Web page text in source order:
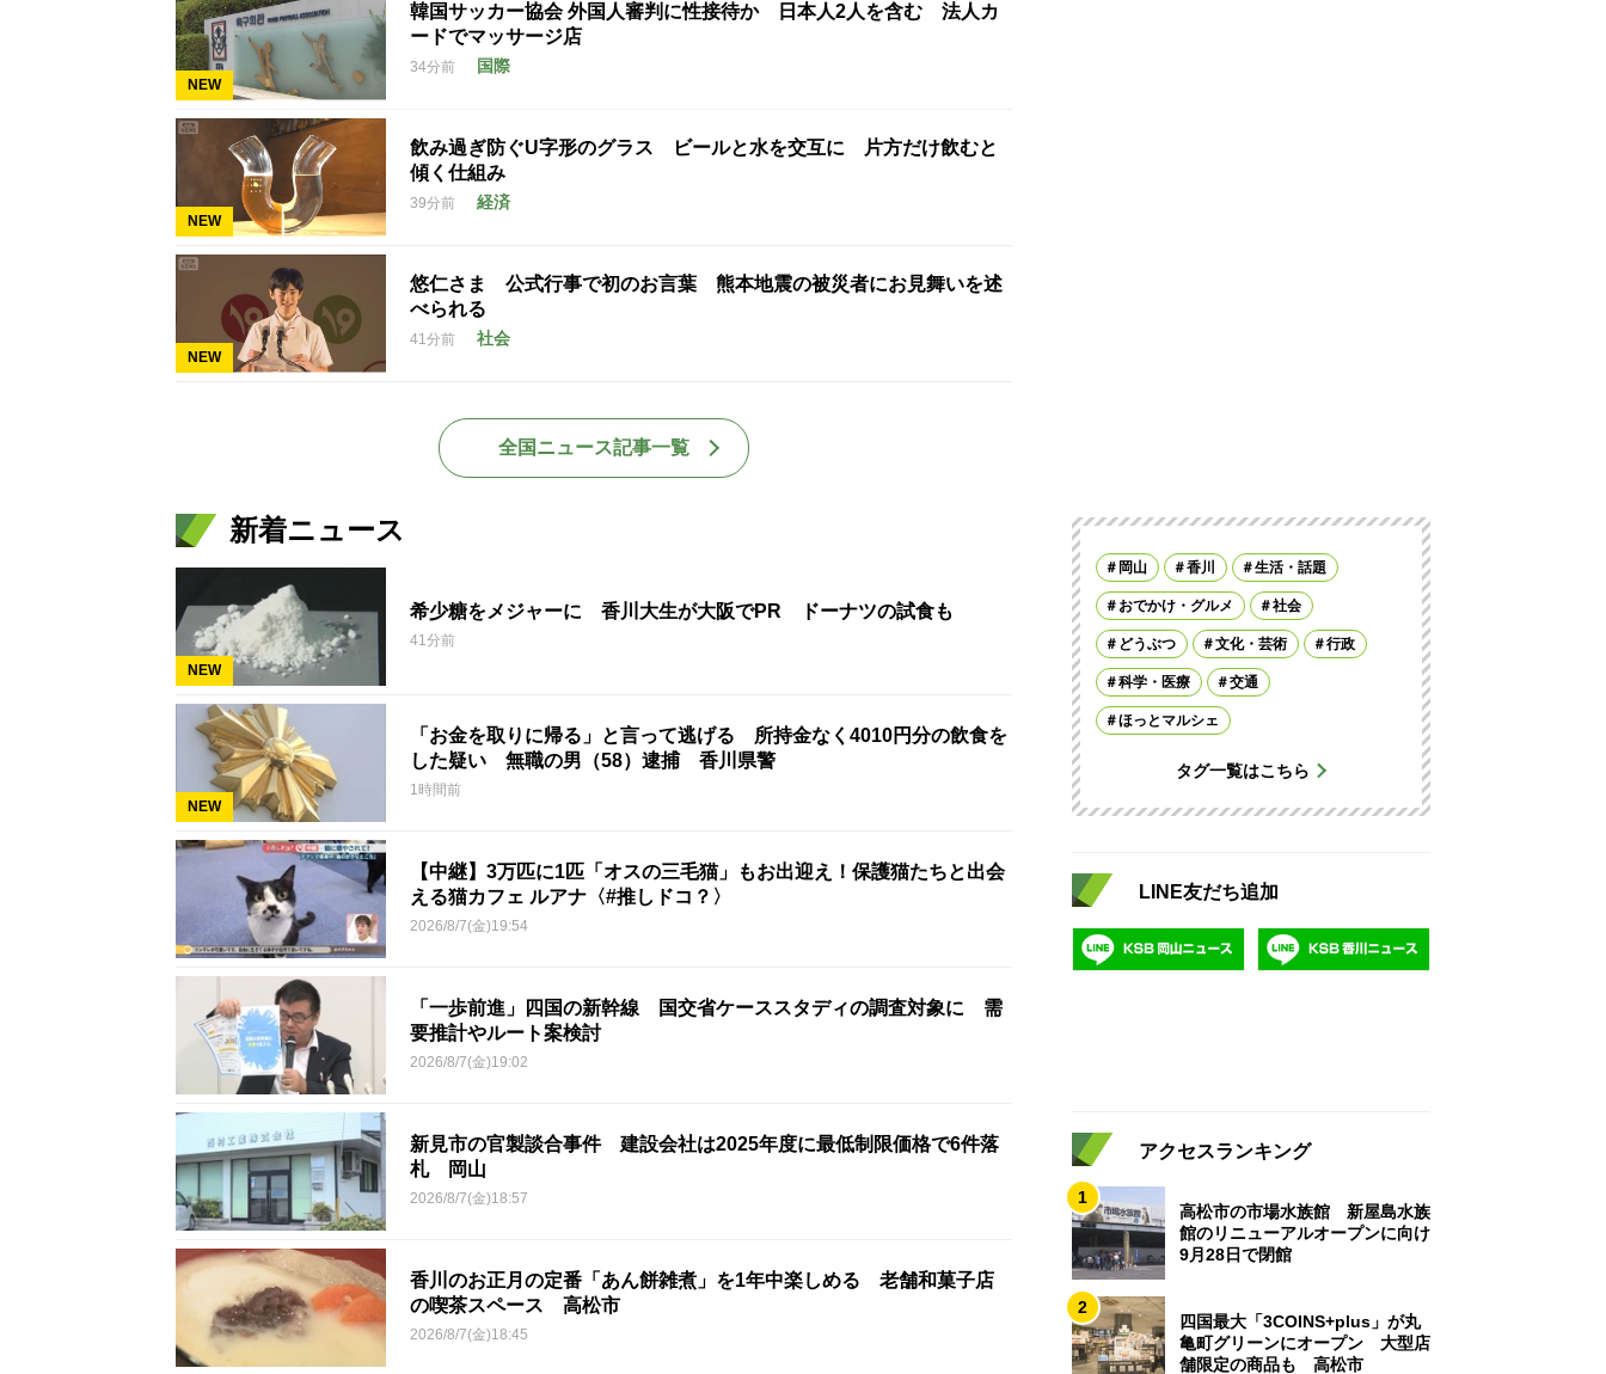
NEW
韓国サッカー協会 外国人審判に性接待か 日本人2人を含む 法人カ
ードでマッサージ店
34分前 国際
NEW
飲み過ぎ防ぐU字形のグラス ビールと水を交互に 片方だけ飲むと
傾く仕組み
39分前 経済
NEW
悠仁さま 公式行事で初のお言葉 熊本地震の被災者にお見舞いを述
べられる
41分前 社会
全国ニュース記事一覧
新着ニュース
NEW
希少糖をメジャーに 香川大生が大阪でPR ドーナツの試食も
41分前
NEW
「お金を取りに帰る」と言って逃げる 所持金なく4010円分の飲食を
した疑い 無職の男（58）逮捕 香川県警
1時間前
【中継】3万匹に1匹「オスの三毛猫」もお出迎え！保護猫たちと出会
える猫カフェ ルアナ〈#推しドコ？〉
2026/8/7(金)19:54
「一歩前進」四国の新幹線 国交省ケーススタディの調査対象に 需
要推計やルート案検討
2026/8/7(金)19:02
新見市の官製談合事件 建設会社は2025年度に最低制限価格で6件落
札 岡山
2026/8/7(金)18:57
香川のお正月の定番「あん餅雑煮」を1年中楽しめる 老舗和菓子店
の喫茶スペース 高松市
2026/8/7(金)18:45
岡山 香川 生活・話題
おでかけ・グルメ 社会
どうぶつ 文化・芸術 行政
科学・医療 交通
ほっとマルシェ
タグ一覧はこちら
LINE友だち追加
アクセスランキング
1
高松市の市場水族館 新屋島水族
館のリニューアルオープンに向け
9月28日で閉館
2
四国最大「3COINS+plus」が丸
亀町グリーンにオープン 大型店
舗限定の商品も 高松市